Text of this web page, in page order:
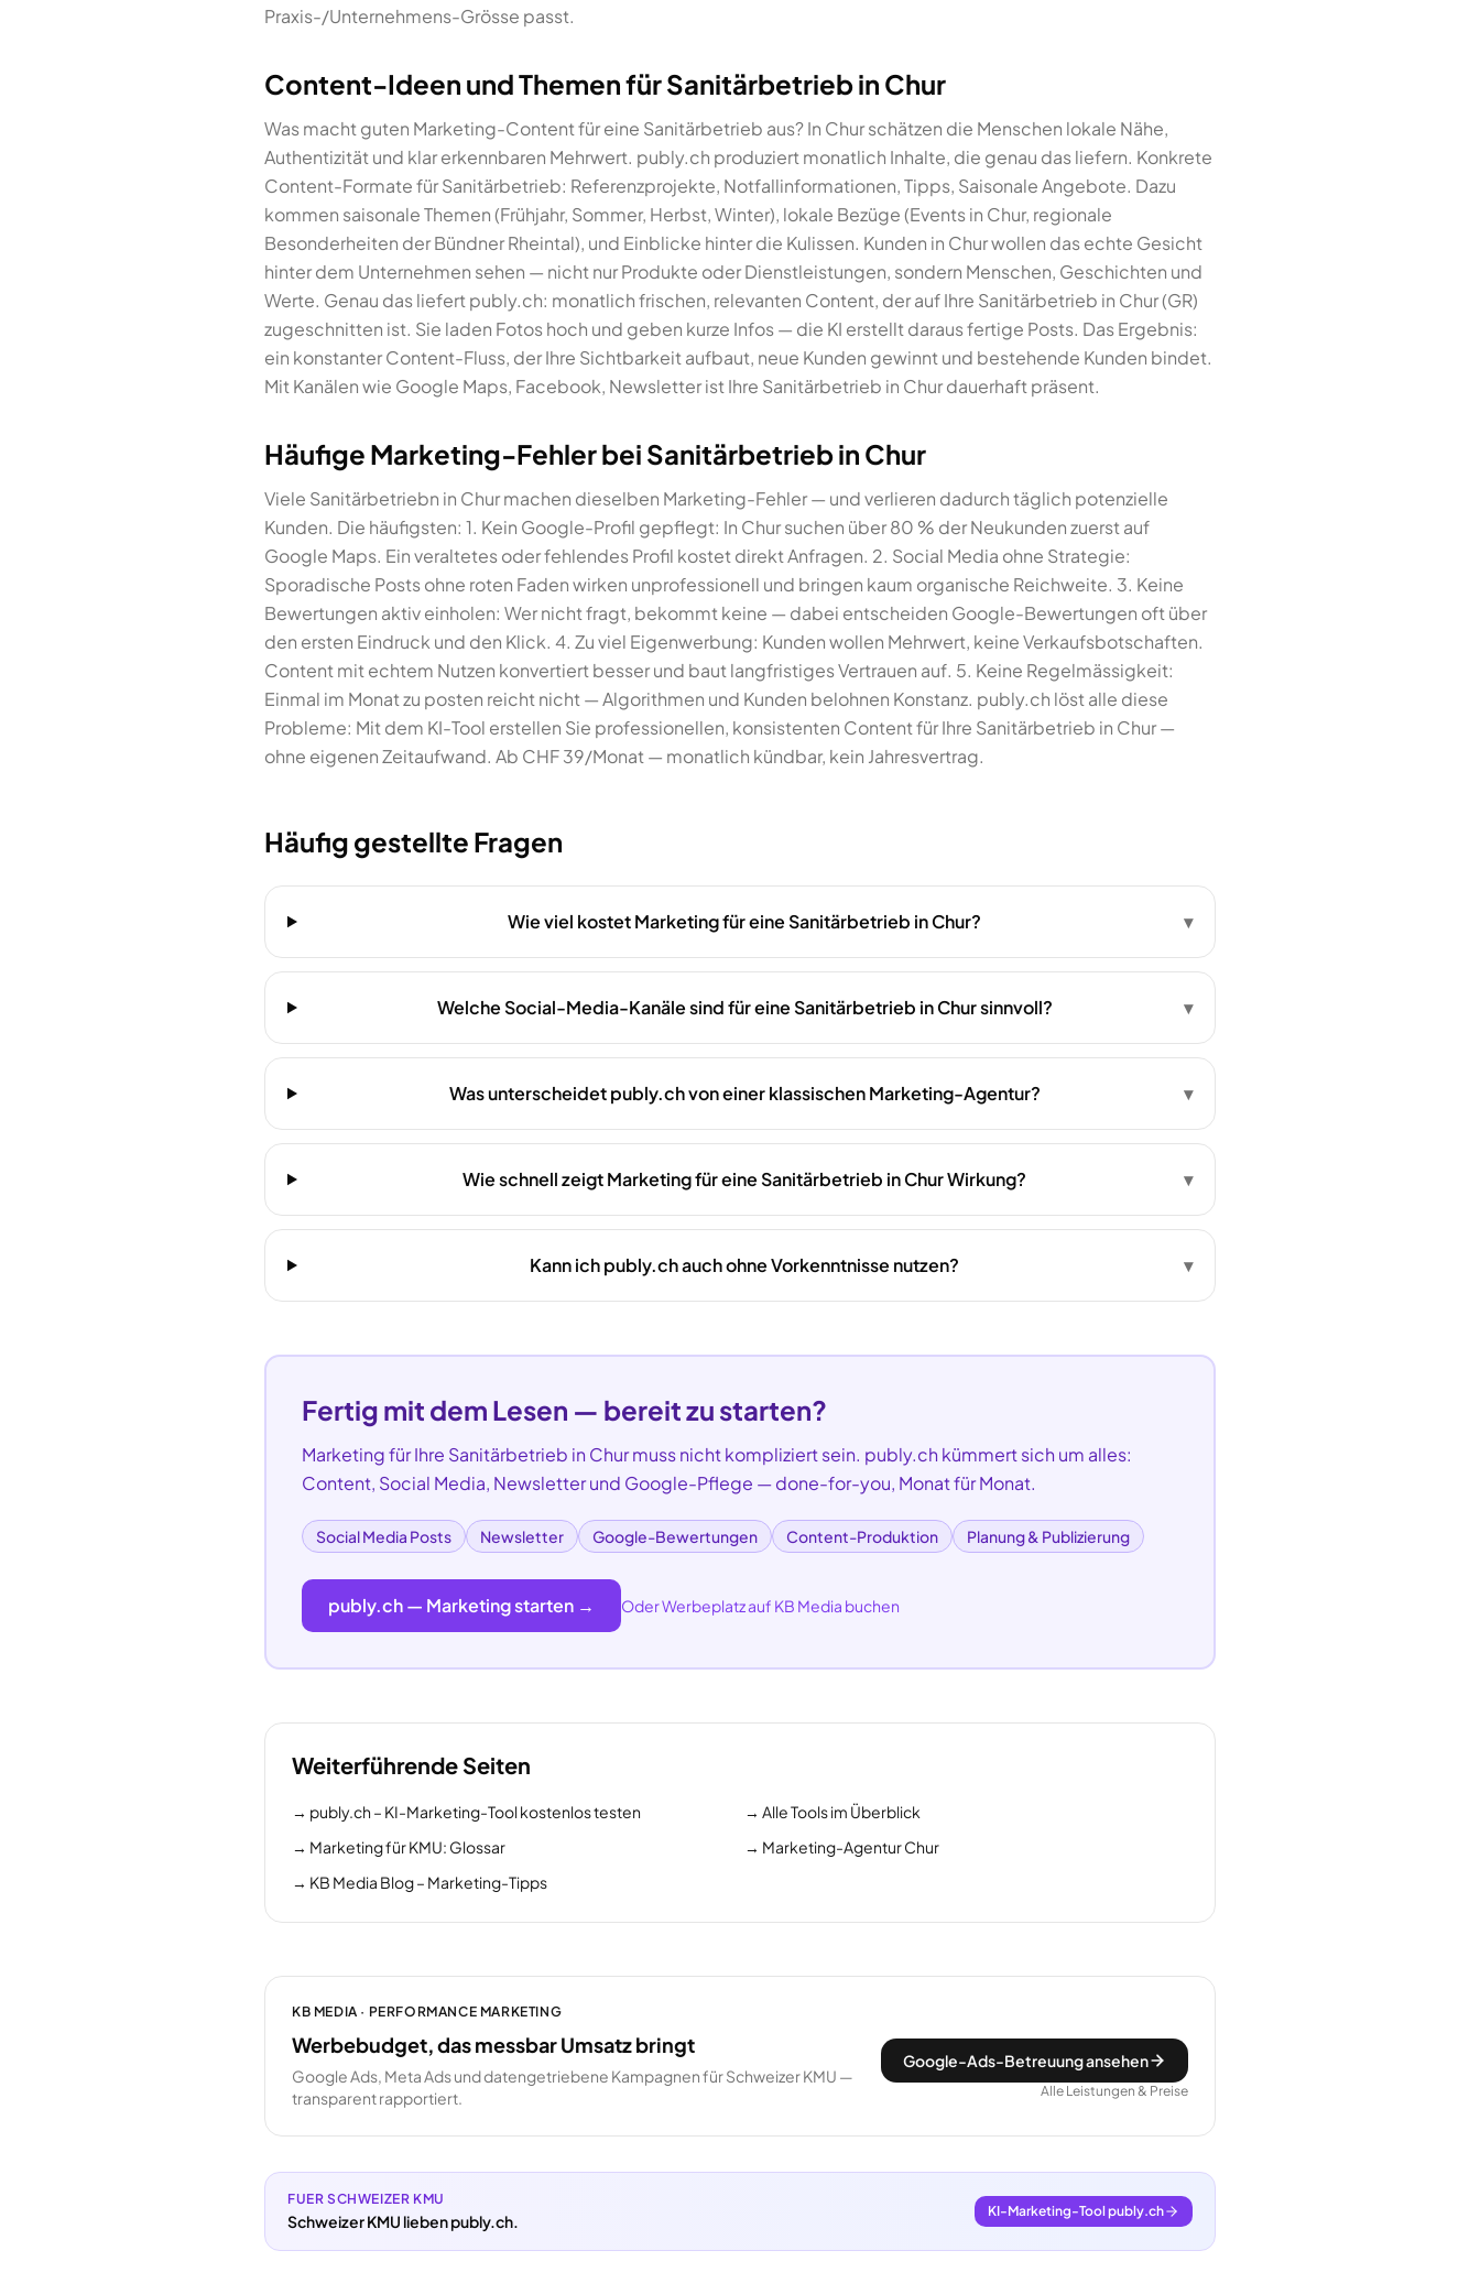
Praxis-/Unternehmens-Grösse passt.
Content-Ideen und Themen für Sanitärbetrieb in Chur
Was macht guten Marketing-Content für eine Sanitärbetrieb aus? In Chur schätzen die Menschen lokale Nähe,
Authentizität und klar erkennbaren Mehrwert. publy.ch produziert monatlich Inhalte, die genau das liefern. Konkrete
Content-Formate für Sanitärbetrieb: Referenzprojekte, Notfallinformationen, Tipps, Saisonale Angebote. Dazu
kommen saisonale Themen (Frühjahr, Sommer, Herbst, Winter), lokale Bezüge (Events in Chur, regionale
Besonderheiten der Bündner Rheintal), und Einblicke hinter die Kulissen. Kunden in Chur wollen das echte Gesicht
hinter dem Unternehmen sehen — nicht nur Produkte oder Dienstleistungen, sondern Menschen, Geschichten und
Werte. Genau das liefert publy.ch: monatlich frischen, relevanten Content, der auf Ihre Sanitärbetrieb in Chur (GR)
zugeschnitten ist. Sie laden Fotos hoch und geben kurze Infos — die KI erstellt daraus fertige Posts. Das Ergebnis:
ein konstanter Content-Fluss, der Ihre Sichtbarkeit aufbaut, neue Kunden gewinnt und bestehende Kunden bindet.
Mit Kanälen wie Google Maps, Facebook, Newsletter ist Ihre Sanitärbetrieb in Chur dauerhaft präsent.
Häufige Marketing-Fehler bei Sanitärbetrieb in Chur
Viele Sanitärbetriebn in Chur machen dieselben Marketing-Fehler — und verlieren dadurch täglich potenzielle
Kunden. Die häufigsten: 1. Kein Google-Profil gepflegt: In Chur suchen über 80 % der Neukunden zuerst auf
Google Maps. Ein veraltetes oder fehlendes Profil kostet direkt Anfragen. 2. Social Media ohne Strategie:
Sporadische Posts ohne roten Faden wirken unprofessionell und bringen kaum organische Reichweite. 3. Keine
Bewertungen aktiv einholen: Wer nicht fragt, bekommt keine — dabei entscheiden Google-Bewertungen oft über
den ersten Eindruck und den Klick. 4. Zu viel Eigenwerbung: Kunden wollen Mehrwert, keine Verkaufsbotschaften.
Content mit echtem Nutzen konvertiert besser und baut langfristiges Vertrauen auf. 5. Keine Regelmässigkeit:
Einmal im Monat zu posten reicht nicht — Algorithmen und Kunden belohnen Konstanz. publy.ch löst alle diese
Probleme: Mit dem KI-Tool erstellen Sie professionellen, konsistenten Content für Ihre Sanitärbetrieb in Chur —
ohne eigenen Zeitaufwand. Ab CHF 39/Monat — monatlich kündbar, kein Jahresvertrag.
Häufig gestellte Fragen
Wie viel kostet Marketing für eine Sanitärbetrieb in Chur? ▾
Welche Social-Media-Kanäle sind für eine Sanitärbetrieb in Chur sinnvoll? ▾
Was unterscheidet publy.ch von einer klassischen Marketing-Agentur? ▾
Wie schnell zeigt Marketing für eine Sanitärbetrieb in Chur Wirkung? ▾
Kann ich publy.ch auch ohne Vorkenntnisse nutzen? ▾
Fertig mit dem Lesen — bereit zu starten?
Marketing für Ihre Sanitärbetrieb inChurmuss nicht kompliziert sein. publy.ch kümmert sich um alles:
Content, Social Media, Newsletter und Google-Pflege — done-for-you, Monat für Monat.
Social Media Posts Newsletter Google-Bewertungen Content-Produktion Planung & Publizierung
publy.ch — Marketing starten → Oder Werbeplatz auf KB Media buchen
Weiterführende Seiten
→ publy.ch – KI-Marketing-Tool kostenlos testen → Alle Tools im Überblick
→ Marketing für KMU: Glossar → Marketing-Agentur Chur
→ KB Media Blog – Marketing-Tipps
KB MEDIA · PERFORMANCE MARKETING
Werbebudget, das messbar Umsatz bringt
Google Ads, Meta Ads und datengetriebene Kampagnen für Schweizer KMU —
transparent rapportiert.
Google-Ads-Betreuung ansehen
Alle Leistungen & Preise
FUER SCHWEIZER KMU
Schweizer KMU lieben publy.ch.
KI-Marketing-Tool publy.ch